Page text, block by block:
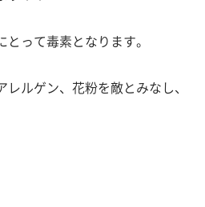
とって毒素となります。
ルゲン、花粉を敵とみなし、